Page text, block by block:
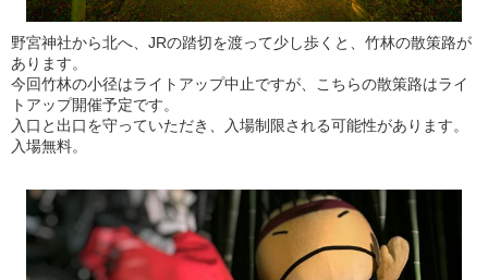
野宮神社から北へ、JRの踏切を渡って少し歩くと、竹林の散策路が
あります。
今回竹林の小径はライトアップ中止ですが、こちらの散策路はライ
トアップ開催予定です。
入口と出口を守っていただき、入場制限される可能性があります。
入場無料。